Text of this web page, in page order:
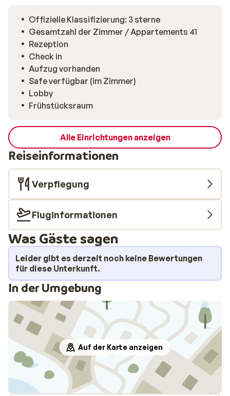
Offizielle Klassifizierung: 3 sterne
Gesamtzahl der Zimmer / Appartements 41
Rezeption
Check in
Aufzug vorhanden
Safe verfügbar (im Zimmer)
Lobby
Frühstücksraum
Alle Einrichtungen anzeigen
Reiseinformationen
Verpflegung
Fluginformationen
Was Gäste sagen
Leider gibt es derzeit noch keine Bewertungen
für diese Unterkunft.
In der Umgebung
Auf der Karte anzeigen